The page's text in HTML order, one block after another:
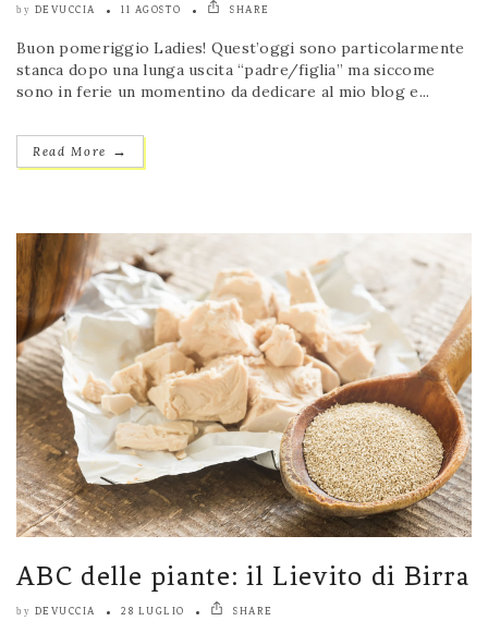
by DEVUCCIA 11 AGOSTO SHARE
Buon pomeriggio Ladies! Quest’oggi sono particolarmente
stanca dopo una lunga uscita “padre/figlia” ma siccome
sono in ferie un momentino da dedicare al mio blog e...
Read More →
ABC delle piante: il Lievito di Birra
by DEVUCCIA 28 LUGLIO SHARE